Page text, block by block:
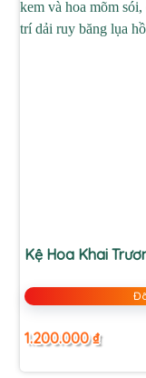
Kệ Hoa Khai
1.200.000₫